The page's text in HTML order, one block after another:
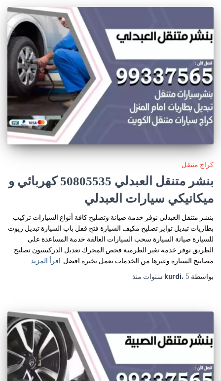
كراج متنقل
بنشر متنقل العبدلي 50805535‬ كهربائي و
ميكانيكي سيارات العبدلي
بنشر متنقل العبدلي نوفر خدمة صيانة وتصليح كافة أنواع السيارات تركيب
بطاريات تبديل تواير تصليح مكيف السيارة فتح قفل باب السيارة تبديل زيوت
للسيارة صيانة السيارة سحب السيارات العالقة خدمة المساعدة على
الطريق نوفر خدمة تغير الطرمبة فحص المحرك تعديل الدركسيون تصليح
مصابيح السيارة وغيرها من الخدمات نعمل بخبرة افضل اقرأ المزيد
بواسطة
kurdi، 5 سنوات منذ